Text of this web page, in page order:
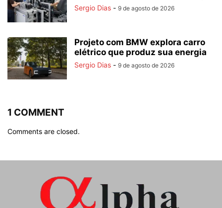
Sergio Dias - 9 de agosto de 2026
Projeto com BMW explora carro
elétrico que produz sua energia
Sergio Dias - 9 de agosto de 2026
1 COMMENT
Comments are closed.